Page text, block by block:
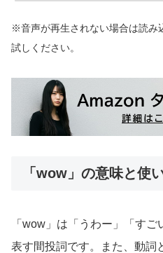
※音声が再生されない場合は読み
試しください。
「wow」の意味と使
「wow」は「うわー」「す
表す間投詞です。また、動詞